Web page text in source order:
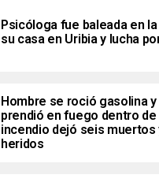
Psicóloga fue baleada en
su casa en Uribia y lucha
Hombre se roció gasolina y
prendió en fuego dentro de
incendio dejó seis muertos
heridos